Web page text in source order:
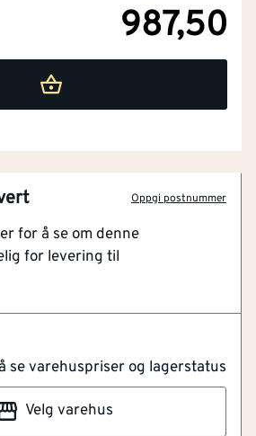
987,50
se varehuspriser og lagerstatus
Velg varehus
Oppgi postnummer
for å se om denne
for levering til
i plast benyttes ved
og ved drenering av
har et komplett utvalg
50
Rørende